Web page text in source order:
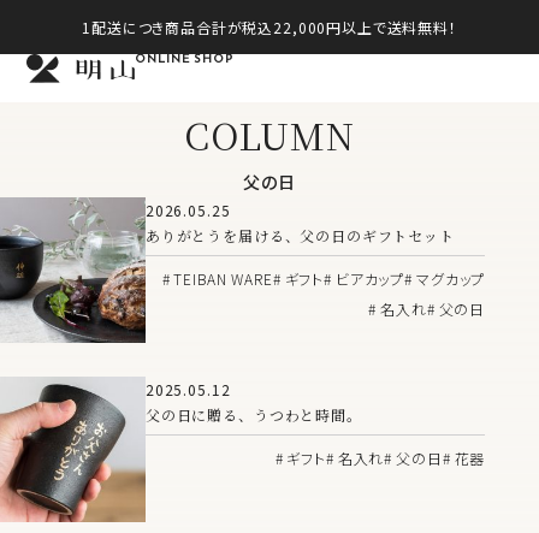
1配送につき商品合計が税込22,000円以上で送料無料！
ONLINE SHOP
COLUMN
父の日
2026.05.25
ありがとうを届ける、父の日のギフトセット
TEIBAN WARE ギフト ビアカップ マグカップ
名入れ
父の日
2025.05.12
父の日に贈る、うつわと時間。
ギフト 名入れ 父の日 花器